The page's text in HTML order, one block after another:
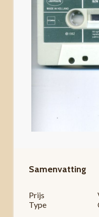
Samenvatting
Prijs
Type